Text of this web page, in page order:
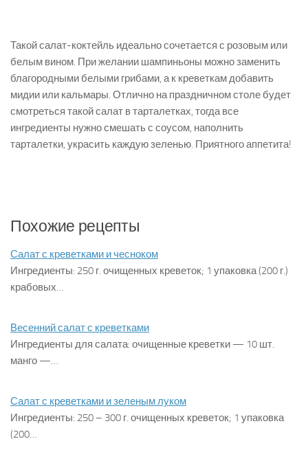
Такой салат-коктейль идеально сочетается с розовым или
белым вином. При желании шампиньоны можно заменить
благородными белыми грибами, а к креветкам добавить
мидии или кальмары. Отлично на праздничном столе будет
смотреться такой салат в тарталетках, тогда все
ингредиенты нужно смешать с соусом, наполнить
тарталетки, украсить каждую зеленью. Приятного аппетита!
Похожие рецепты
Салат с креветками и чесноком
Ингредиенты: 250 г. очищенных креветок; 1 упаковка (200 г.)
крабовых…
Весенний салат с креветками
Ингредиенты для салата: очищенные креветки — 10 шт.
манго —…
Салат с креветками и зеленым луком
Ингредиенты: 250 – 300 г. очищенных креветок; 1 упаковка
(200…